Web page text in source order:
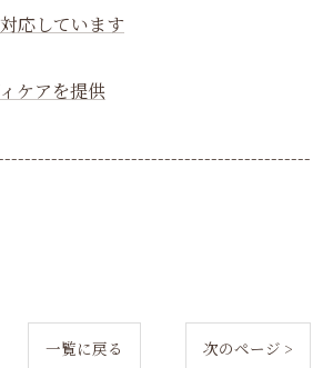
応しています
ケアを提供
一覧に戻る 次のページ >